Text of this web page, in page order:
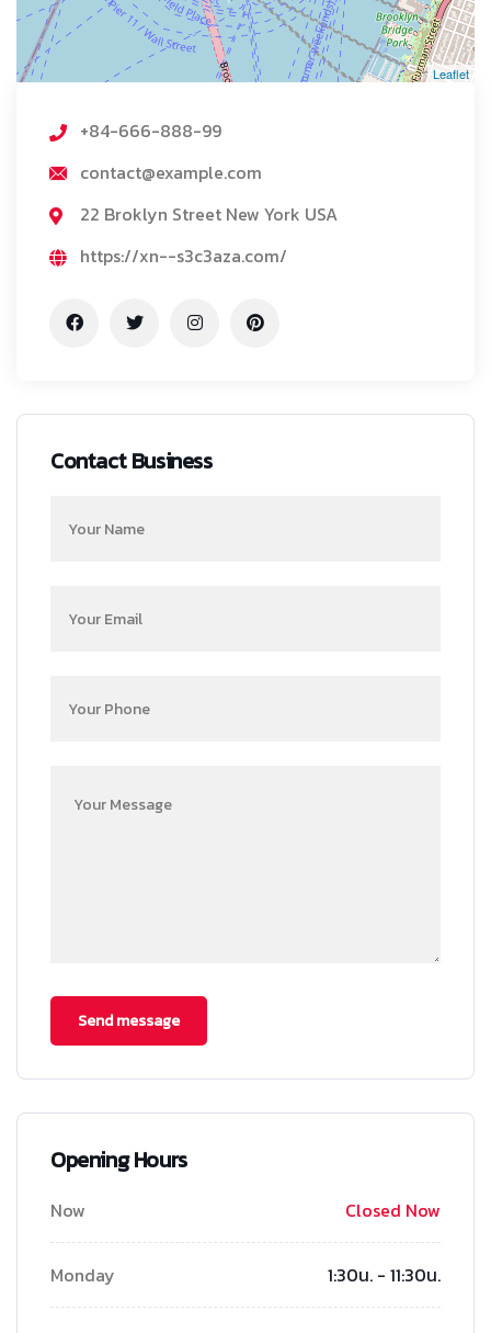
Leaflet
+84-666-888-99
contact@example.com
22 Broklyn Street New York USA
https://xn--s3c3aza.com/
Contact Business
Opening Hours
Now Closed Now
Monday 1:30น. - 11:30น.